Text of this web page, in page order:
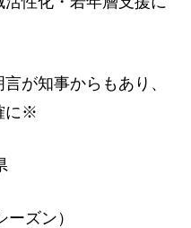
が知事からもあり、
に※
ズン）